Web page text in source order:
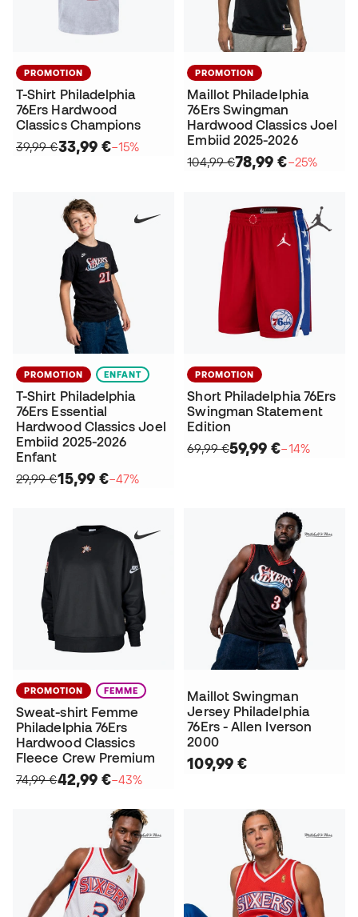
PROMOTION
T-Shirt Philadelphia
76Ers Hardwood
Classics Champions
39,99 €33,99 €−15%
PROMOTION
Maillot Philadelphia
76Ers Swingman
Hardwood Classics Joel
Embiid 2025-2026
104,99 €78,99 €−25%
PROMOTION ENFANT
T-Shirt Philadelphia
76Ers Essential
Hardwood Classics Joel
Embiid 2025-2026
Enfant
29,99 €15,99 €−47%
PROMOTION
Short Philadelphia 76Ers
Swingman Statement
Edition
69,99 €59,99 €−14%
PROMOTION FEMME
Sweat-shirt Femme
Philadelphia 76Ers
Hardwood Classics
Fleece Crew Premium
74,99 €42,99 €−43%
Maillot Swingman
Jersey Philadelphia
76Ers - Allen Iverson
2000
109,99 €